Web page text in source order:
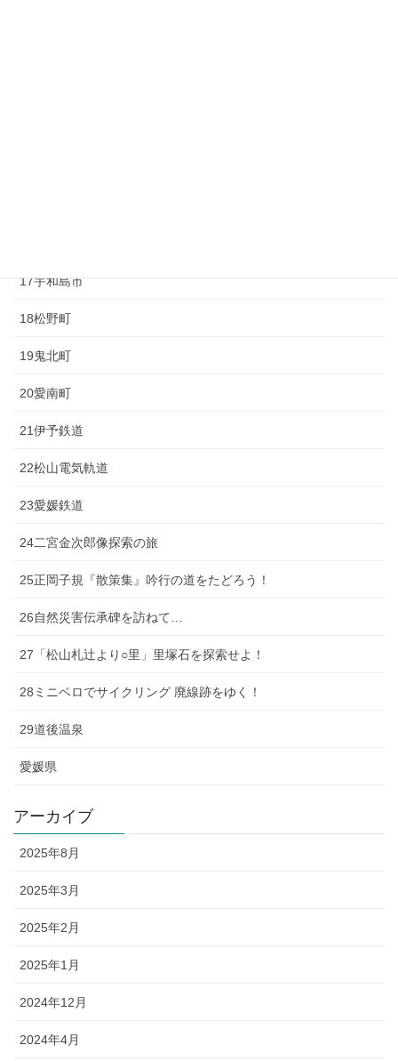
17宇和島市
18松野町
19鬼北町
20愛南町
21伊予鉄道
22松山電気軌道
23愛媛鉄道
24二宮金次郎像探索の旅
25正岡子規『散策集』吟行の道をたどろう！
26自然災害伝承碑を訪ねて…
27「松山札辻より○里」里塚石を探索せよ！
28ミニベロでサイクリング 廃線跡をゆく！
29道後温泉
愛媛県
アーカイブ
2025年8月
2025年3月
2025年2月
2025年1月
2024年12月
2024年4月